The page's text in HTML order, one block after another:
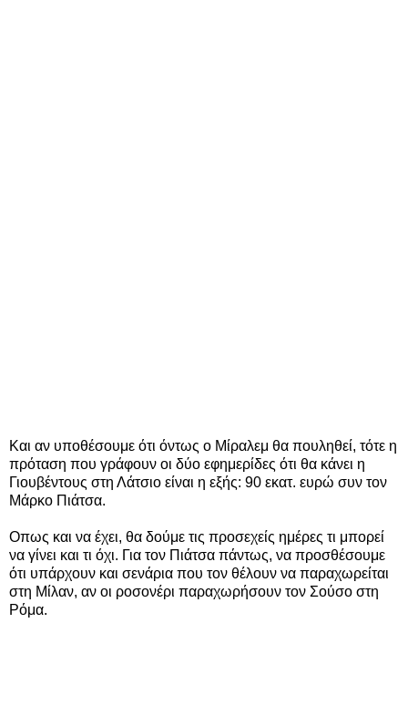
Και αν υποθέσουμε ότι όντως ο Μίραλεμ θα πουληθεί, τότε η
πρόταση που γράφουν οι δύο εφημερίδες ότι θα κάνει η
Γιουβέντους στη Λάτσιο είναι η εξής: 90 εκατ. ευρώ συν τον
Μάρκο Πιάτσα.
Οπως και να έχει, θα δούμε τις προσεχείς ημέρες τι μπορεί
να γίνει και τι όχι. Για τον Πιάτσα πάντως, να προσθέσουμε
ότι υπάρχουν και σενάρια που τον θέλουν να παραχωρείται
στη Μίλαν, αν οι ροσονέρι παραχωρήσουν τον Σούσο στη
Ρόμα.